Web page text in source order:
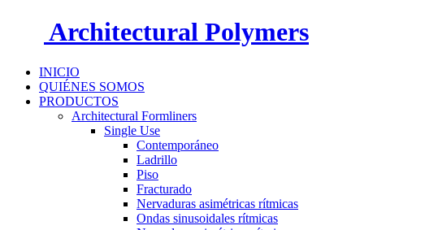
Architectural Polymers
INICIO
QUIÉNES SOMOS
PRODUCTOS
Architectural Formliners
Single Use
Contemporáneo
Ladrillo
Piso
Fracturado
Nervaduras asimétricas rítmicas
Ondas sinusoidales rítmicas